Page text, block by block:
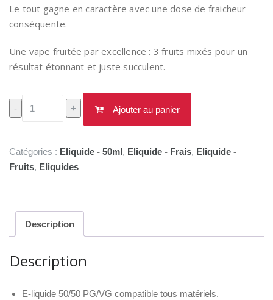
Le tout gagne en caractère avec une dose de fraicheur
conséquente.
Une vape fruitée par excellence : 3 fruits mixés pour un
résultat étonnant et juste succulent.
-
quantité
de
Pomme
Fraise
+ Ajouter au panier
Catégories : Eliquide - 50ml, Eliquide - Frais, Eliquide -
Fruits, Eliquides
Description
Description
E-liquide 50/50 PG/VG compatible tous matériels.